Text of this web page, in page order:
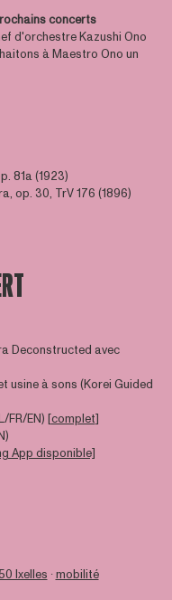
concerts
d'orchestre Kazushi Ono
à Maestro Ono un
81a (1923)
op. 30, TrV 176 (1896)
Deconstructed avec
usine à sons (Korei Guided
FR/EN) [complet]
App disponible]
Ixelles ∙mobilité